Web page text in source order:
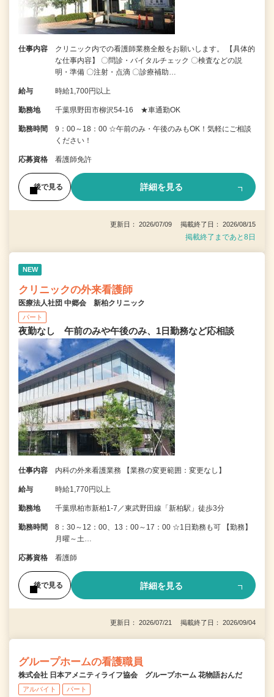
仕事内容
クリニック内での看護師業務全般をお願いします。 【具体的
な仕事内容】 〇問診・バイタルチェック 〇検査などの説
明・準備 〇注射・点滴 〇診療補助…
給与 時給1,700円以上
勤務地 千葉県野田市柳沢54-16 ★車通勤OK
勤務時間
9：00～18：00 ☆午前のみ・午後のみもOK！気軽にご相談
ください！
応募資格 看護師免許
後で見る 詳細を見る
更新日： 2026/07/09 掲載終了日： 2026/08/15
掲載終了まであと8日
NEW
クリニックの外来看護師
医療法人社団 中郷会 新柏クリニック
パート
夜勤なし 午前のみや午後のみ、1日勤務など応相談
仕事内容 内科の外来看護業務 【業務の変更範囲：変更なし】
給与 時給1,770円以上
勤務地 千葉県柏市新柏1-7／東武野田線「新柏駅」徒歩3分
勤務時間
8：30～12：00、13：00～17：00 ☆1日勤務も可 【勤務】
月曜～土…
応募資格 看護師
後で見る 詳細を見る
更新日： 2026/07/21 掲載終了日： 2026/09/04
グループホームの看護職員
株式会社 日本アメニティライフ協会 グループホーム 花物語おんだ
アルバイト パート